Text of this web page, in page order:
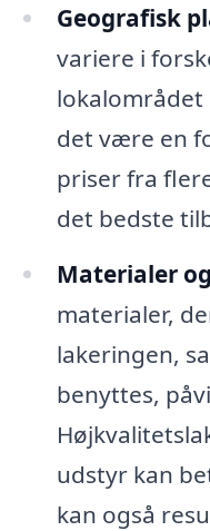
Geografisk
variere i
det være en
priser fra
det bedste
Materialer
materialer,
lakeringen,
benyttes,
udstyr kan
kan også